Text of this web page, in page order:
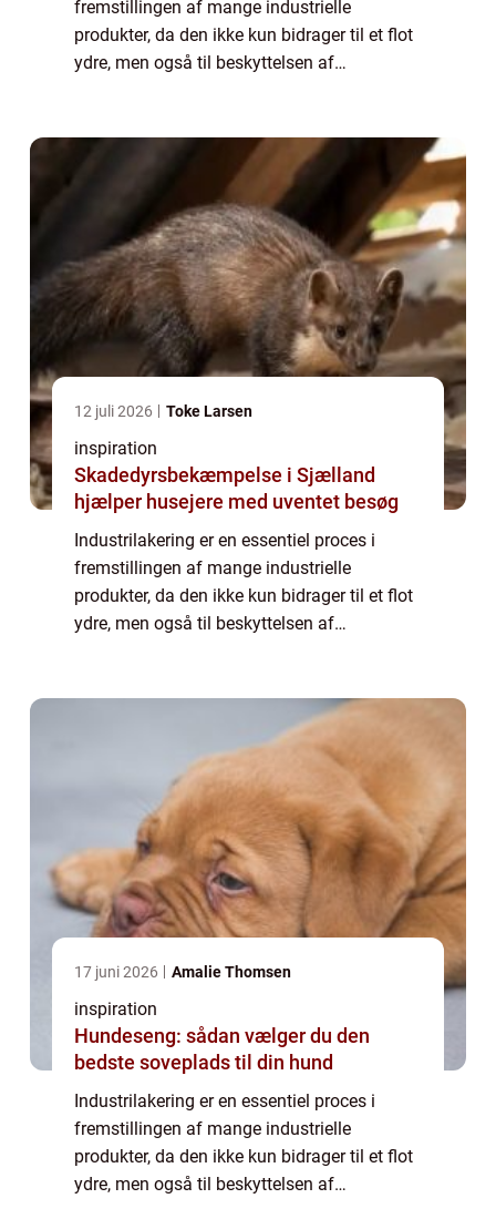
fremstillingen af mange industrielle
produkter, da den ikke kun bidrager til et flot
ydre, men også til beskyttelsen af
12 juli 2026 Toke Larsen
inspiration
Skadedyrsbekæmpelse i Sjælland
hjælper husejere med uventet besøg
Industrilakering er en essentiel proces i
fremstillingen af mange industrielle
produkter, da den ikke kun bidrager til et flot
ydre, men også til beskyttelsen af
17 juni 2026 Amalie Thomsen
inspiration
Hundeseng: sådan vælger du den
bedste soveplads til din hund
Industrilakering er en essentiel proces i
fremstillingen af mange industrielle
produkter, da den ikke kun bidrager til et flot
ydre, men også til beskyttelsen af